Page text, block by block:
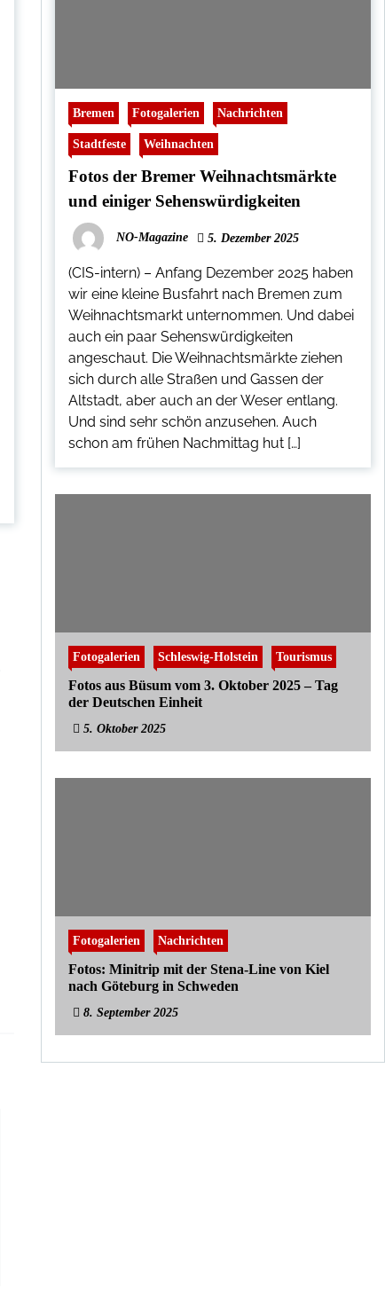
Bremen Fotogalerien Nachrichten
Stadtfeste Weihnachten
Fotos der Bremer Weihnachtsmärkte
und einiger Sehenswürdigkeiten
NO-Magazine 5. Dezember 2025
(CIS-intern) – Anfang Dezember 2025 haben
wir eine kleine Busfahrt nach Bremen zum
Weihnachtsmarkt unternommen. Und dabei
auch ein paar Sehenswürdigkeiten
angeschaut. Die Weihnachtsmärkte ziehen
sich durch alle Straßen und Gassen der
Altstadt, aber auch an der Weser entlang.
Und sind sehr schön anzusehen. Auch
schon am frühen Nachmittag hut […]
Fotogalerien Schleswig-Holstein Tourismus
Fotos aus Büsum vom 3. Oktober 2025 – Tag
der Deutschen Einheit
5. Oktober 2025
Fotogalerien Nachrichten
Fotos: Minitrip mit der Stena-Line von Kiel
nach Göteburg in Schweden
8. September 2025